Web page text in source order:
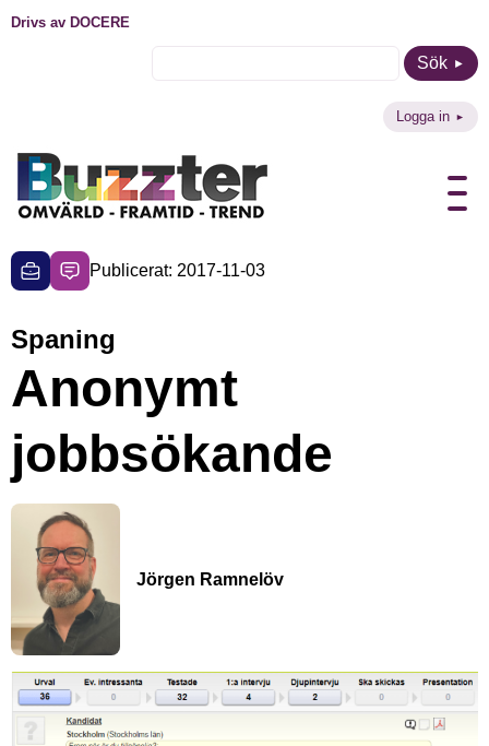
Drivs av DOCERE
Sök
Logga in
Publicerat: 2017-11-03
Spaning
Anonymt
jobbsökande
Jörgen Ramnelöv